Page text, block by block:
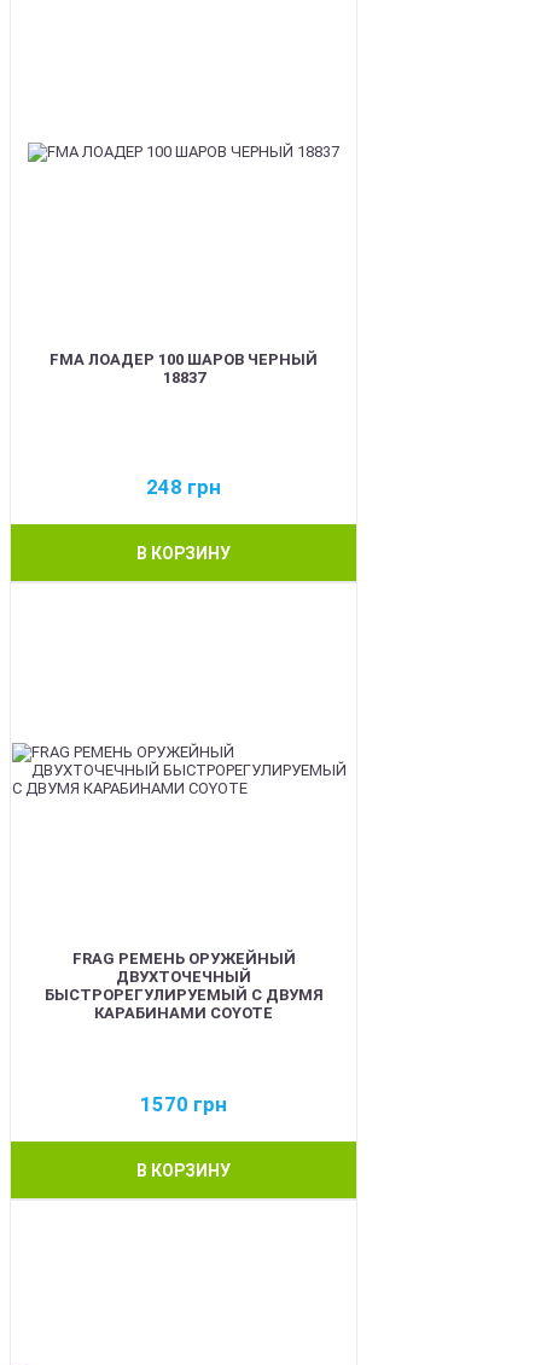
FMA ЛОАДЕР 100 ШАРОВ ЧЕРНЫЙ
18837
248 грн
В КОРЗИНУ
FRAG РЕМЕНЬ ОРУЖЕЙНЫЙ
ДВУХТОЧЕЧНЫЙ
БЫСТРОРЕГУЛИРУЕМЫЙ С ДВУМЯ
КАРАБИНАМИ COYOTE
1570 грн
В КОРЗИНУ